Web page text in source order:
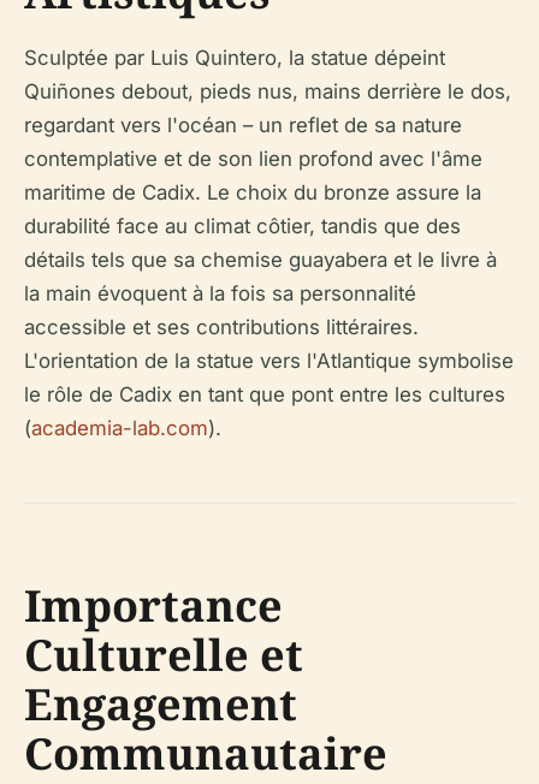
Sculptée par Luis Quintero, la statue dépeint
Quiñones debout, pieds nus, mains derrière le dos,
regardant vers l'océan – un reflet de sa nature
contemplative et de son lien profond avec l'âme
maritime de Cadix. Le choix du bronze assure la
durabilité face au climat côtier, tandis que des
détails tels que sa chemise guayabera et le livre à
la main évoquent à la fois sa personnalité
accessible et ses contributions littéraires.
L'orientation de la statue vers l'Atlantique symbolise
le rôle de Cadix en tant que pont entre les cultures
(academia-lab.com).
Importance
Culturelle et
Engagement
Communautaire